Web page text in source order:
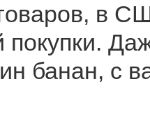
в
покупки.
банан, с